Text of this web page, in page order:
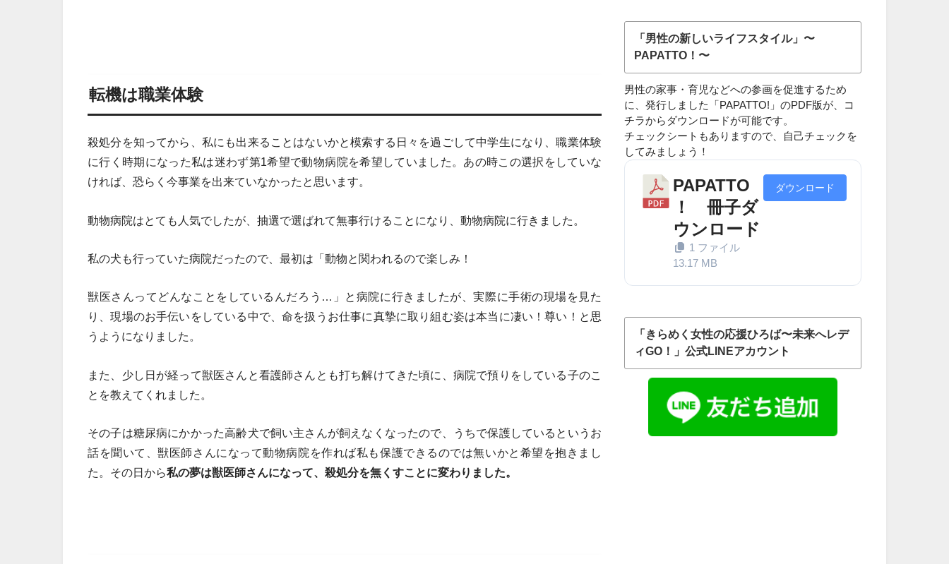
転機は職業体験
殺処分を知ってから、私にも出来ることはないかと模索する日々を過ごして中学生になり、職業体験
に行く時期になった私は迷わず第1希望で動物病院を希望していました。あの時この選択をしていな
ければ、恐らく今事業を出来ていなかったと思います。
動物病院はとても人気でしたが、抽選で選ばれて無事行けることになり、動物病院に行きました。
私の犬も行っていた病院だったので、最初は「動物と関われるので楽しみ！
獣医さんってどんなことをしているんだろう…」と病院に行きましたが、実際に手術の現場を見た
り、現場のお手伝いをしている中で、命を扱うお仕事に真摯に取り組む姿は本当に凄い！尊い！と思
うようになりました。
また、少し日が経って獣医さんと看護師さんとも打ち解けてきた頃に、病院で預りをしている子のこ
とを教えてくれました。
その子は糖尿病にかかった高齢犬で飼い主さんが飼えなくなったので、うちで保護しているというお
話を聞いて、獣医師さんになって動物病院を作れば私も保護できるのでは無いかと希望を抱きまし
た。その日から私の夢は獣医師さんになって、殺処分を無くすことに変わりました。
「男性の新しいライフスタイル」〜
PAPATTO！〜
男性の家事・育児などへの参画を促進するため
に、発行しました「PAPATTO!」のPDF版が、コ
チラからダウンロードが可能です。
チェックシートもありますので、自己チェックを
してみましょう！
PAPATTO
！ 冊子ダ
ウンロード
1 ファイル
13.17 MB
ダウンロード
「きらめく女性の応援ひろば〜未来へレデ
ィGO！」公式LINEアカウント